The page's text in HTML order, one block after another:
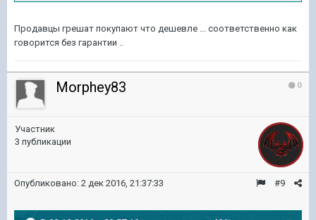
Продавцы грешат покупают что дешевле ... соответственно как
говорится без гарантии ..
0
Morphey83
Участник
3 публикации
#9
Опубликовано: 2 дек 2016, 21:37:33